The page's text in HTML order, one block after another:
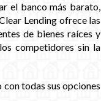
el banco más barato,
Lending ofrece las
de bienes raíces y
competidores sin la
todas sus opciones